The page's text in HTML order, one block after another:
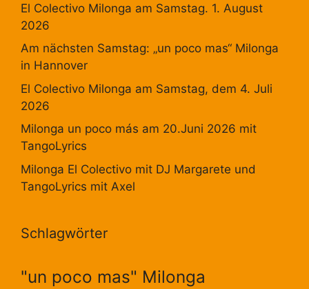
El Colectivo Milonga am Samstag. 1. August
2026
Am nächsten Samstag: „un poco mas“ Milonga
in Hannover
El Colectivo Milonga am Samstag, dem 4. Juli
2026
Milonga un poco más am 20.Juni 2026 mit
TangoLyrics
Milonga El Colectivo mit DJ Margarete und
TangoLyrics mit Axel
Schlagwörter
"un poco mas" Milonga